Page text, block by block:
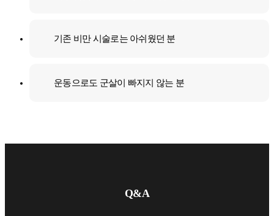
기존 비만 시술로는 아쉬웠던 분
운동으로도 군살이 빠지지 않는 분
Q&A